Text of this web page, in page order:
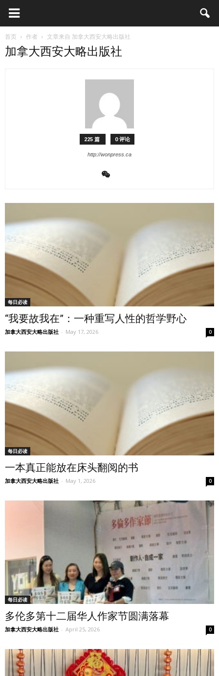
首页 作者 文章来自 加拿大西安大略出版社
加拿大西安大略出版社
225 篇 0 评论
http://wonpress.ca
每日必读
“我要故我在”：一种重写人性的哲学野心
加拿大西安大略出版社 - May 17, 2026 0
每日必读
一本真正能放在床头翻阅的书
加拿大西安大略出版社 - May 1, 2026 0
每日必读
多伦多第十二届华人作家节圆满落幕
加拿大西安大略出版社 - April 25, 2026 0